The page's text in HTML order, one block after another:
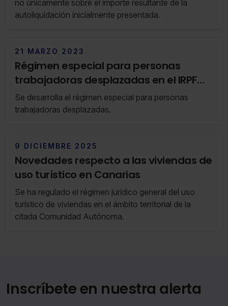
no únicamente sobre el importe resultante de la
autoliquidación inicialmente presentada.
21 MARZO 2023
Régimen especial para personas
trabajadoras desplazadas en el IRPF
(RF 11/23 14 de Marzo de 2023 al 20 de
Marzo de 2023)
Se desarrolla el régimen especial para personas
trabajadoras desplazadas.
9 DICIEMBRE 2025
Novedades respecto a las viviendas de
uso turístico en Canarias
Se ha regulado el régimen jurídico general del uso
turístico de viviendas en el ámbito territorial de la
citada Comunidad Autónoma.
Inscríbete en nuestra alerta